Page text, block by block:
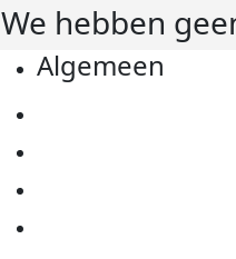
We hebben
Algemeen